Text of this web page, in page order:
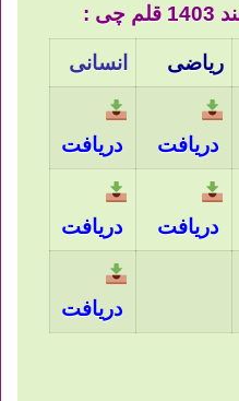
ریاضی انسانی
دریافت دریافت
دریافت دریافت
دریافت